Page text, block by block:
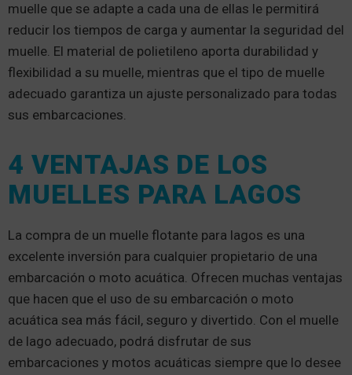
muelle que se adapte a cada una de ellas le permitirá
reducir los tiempos de carga y aumentar la seguridad del
muelle. El material de polietileno aporta durabilidad y
flexibilidad a su muelle, mientras que el tipo de muelle
adecuado garantiza un ajuste personalizado para todas
sus embarcaciones.
4 VENTAJAS DE LOS
MUELLES PARA LAGOS
La compra de un muelle flotante para lagos es una
excelente inversión para cualquier propietario de una
embarcación o moto acuática. Ofrecen muchas ventajas
que hacen que el uso de su embarcación o moto
acuática sea más fácil, seguro y divertido. Con el muelle
de lago adecuado, podrá disfrutar de sus
embarcaciones y motos acuáticas siempre que lo desee